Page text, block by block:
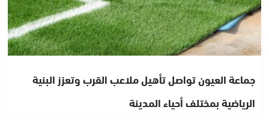
جماعة العيون تواصل تأهيل ملاعب القرب وتعزز البنية
الرياضية بمختلف أحياء المدينة